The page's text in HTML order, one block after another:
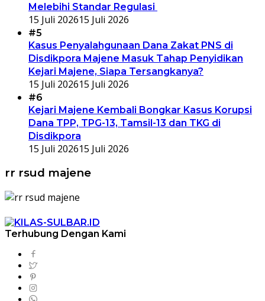
Melebihi Standar Regulasi
15 Juli 202615 Juli 2026
#5
Kasus Penyalahgunaan Dana Zakat PNS di
Disdikpora Majene Masuk Tahap Penyidikan
Kejari Majene, Siapa Tersangkanya?
15 Juli 202615 Juli 2026
#6
Kejari Majene Kembali Bongkar Kasus Korupsi
Dana TPP, TPG-13, Tamsil-13 dan TKG di
Disdikpora
15 Juli 202615 Juli 2026
rr rsud majene
Terhubung Dengan Kami